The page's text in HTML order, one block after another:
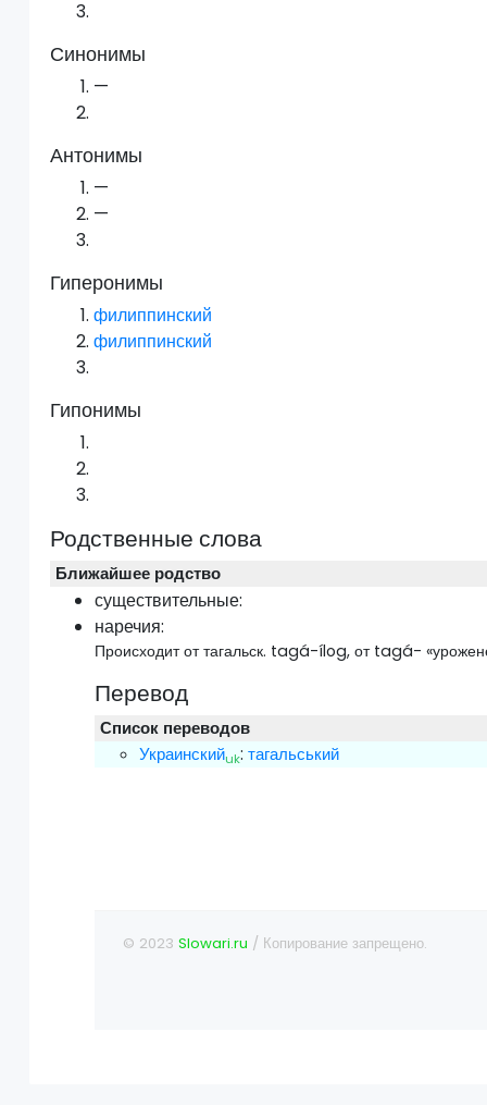
Синонимы
—
Антонимы
—
—
Гиперонимы
филиппинский
филиппинский
Гипонимы
Родственные слова
Ближайшее родство
существительные:
наречия:
Происходит от тагальск. tagá-ílog, от tagá-
Перевод
Список переводов
Украинскийuk:тагальський
© 2023Slowari.ru / Копирование запрещено.